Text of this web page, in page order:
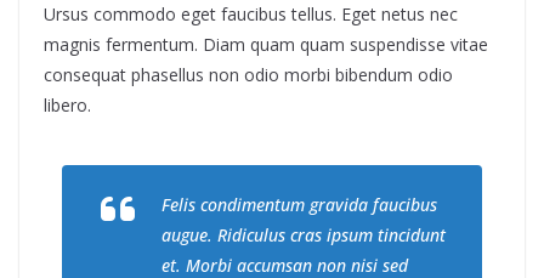
Ursus commodo eget faucibus tellus. Eget netus nec
magnis fermentum. Diam quam quam suspendisse vitae
consequat phasellus non odio morbi bibendum odio
libero.
Felis condimentum gravida faucibus
augue. Ridiculus cras ipsum tincidunt
et. Morbi accumsan non nisi sed